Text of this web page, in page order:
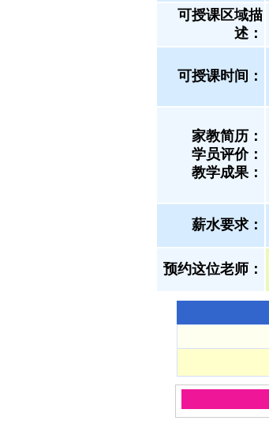
可授课区域描
述：
可授课时间：
家教简历：
学员评价：
教学成果：
薪水要求：
预约这位老师：